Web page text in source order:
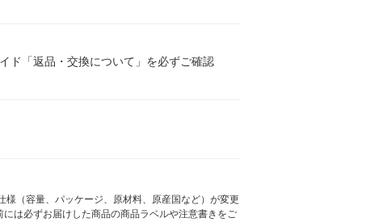
ド「返品・交換について」を必ずご確認
（容量、パッケージ、原材料、原産国など）が変更
は必ずお届けした商品の商品ラベルや注意書きをご